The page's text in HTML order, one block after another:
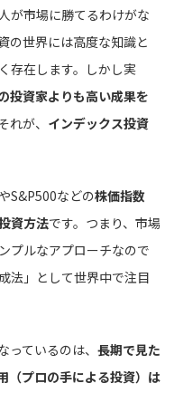
が市場に勝てるわけがな
の世界には高度な知識と
存在します。しかし実
投資家よりも高い成果を
れが、 インデックス投資
S&P500などの株価指数
資方法です。つまり、市場
プルなアプローチなので
法」として世界中で注目
ているのは、 長期で見た
（プロの手による投資）は